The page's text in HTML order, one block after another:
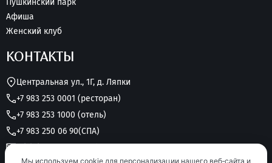
Мы используем cookie для персонализации нашего веб‑сайта и
Пушкинский парк
Афиша
Женский клуб
КОНТАКТЫ
Центральная ул., 1Г, д. Ляпки
+7 983 253 0001 (ресторан)
+7 983 253 1000 (отель)
+7 983 250 06 90(СПА)